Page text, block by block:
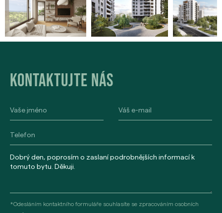
Kontaktujte nás
*Odesláním kontaktního formuláře souhlasíte se zpracováním osobních